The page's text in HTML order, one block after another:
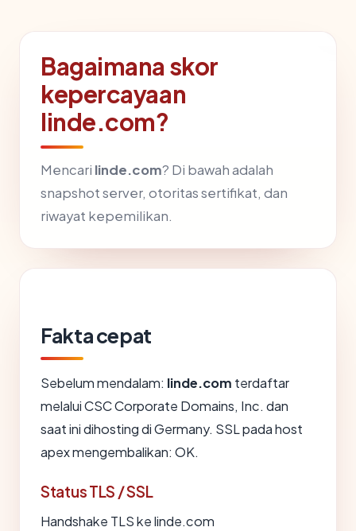
Bagaimana skor
kepercayaan
linde.com?
Mencari linde.com? Di bawah adalah
snapshot server, otoritas sertifikat, dan
riwayat kepemilikan.
Fakta cepat
Sebelum mendalam: linde.com terdaftar
melalui CSC Corporate Domains, Inc. dan
saat ini dihosting di Germany. SSL pada host
apex mengembalikan: OK.
Status TLS / SSL
Handshake TLS ke linde.com